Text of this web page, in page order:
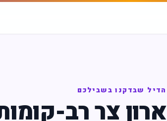
הדיל שבדקנו בשבילכם
ארון צר רב-